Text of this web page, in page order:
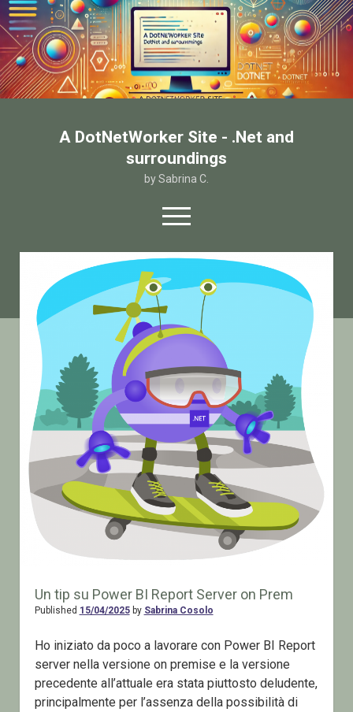
A DotNetWorker Site - .Net and
surroundings
by Sabrina C.
open
menu
twitterfacebook
email-form
Chi sono
Un tip su Power BI Report Server on Prem
Published 15/04/2025by Sabrina Cosolo
Ho iniziato da poco a lavorare con Power BI Report
server nella versione on premise e la versione
precedente all’attuale era stata piuttosto deludente,
principalmente per l’assenza della possibilità di